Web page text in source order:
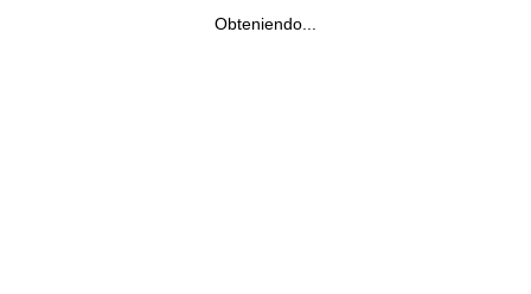
Obteniendo...